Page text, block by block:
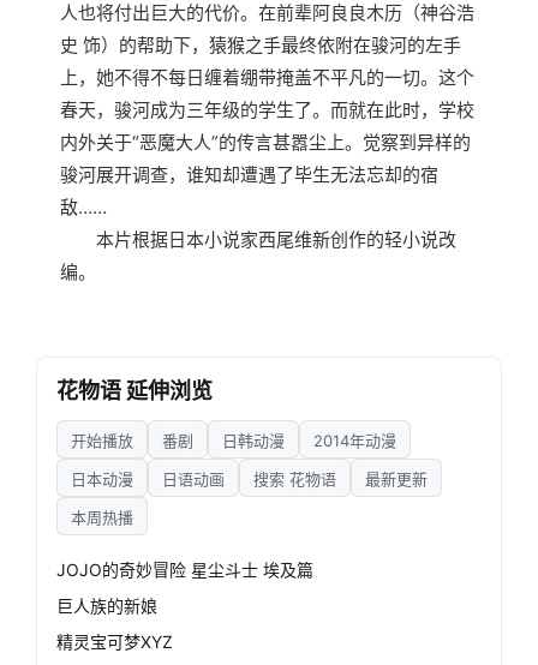
人也将付出巨大的代价。在前辈阿良良木历（神谷浩
史 饰）的帮助下，猿猴之手最终依附在骏河的左手
上，她不得不每日缠着绷带掩盖不平凡的一切。这个
春天，骏河成为三年级的学生了。而就在此时，学校
内外关于“恶魔大人”的传言甚嚣尘上。觉察到异样的
骏河展开调查，谁知却遭遇了毕生无法忘却的宿
敌……
本片根据日本小说家西尾维新创作的轻小说改
编。
花物语 延伸浏览
开始播放 番剧 日韩动漫
2014年动漫
日本动漫
日语动画 搜索 花物语
最新更新
本周热播
JOJO的奇妙冒险 星尘斗士 埃及篇
巨人族的新娘
精灵宝可梦XYZ